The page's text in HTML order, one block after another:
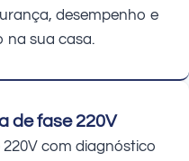
desempenho e
na sua casa.
de fase 220V
com diagnóstico